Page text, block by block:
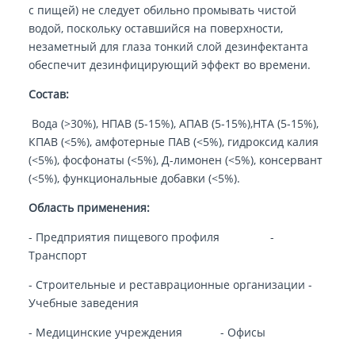
с пищей) не следует обильно промывать чистой
водой, поскольку оставшийся на поверхности,
незаметный для глаза тонкий слой дезинфектанта
обеспечит дезинфицирующий эффект во времени.
Состав:
Вода (>30%), НПАВ (5-15%), АПАВ (5-15%),НТА (5-15%),
КПАВ (<5%), амфотерные ПАВ (<5%), гидроксид калия
(<5%), фосфонаты (<5%), Д-лимонен (<5%), консервант
(<5%), функциональные добавки (<5%).
Область применения:
- Предприятия пищевого профиля -
Транспорт
- Строительные и реставрационные организации -
Учебные заведения
- Медицинские учреждения - Офисы